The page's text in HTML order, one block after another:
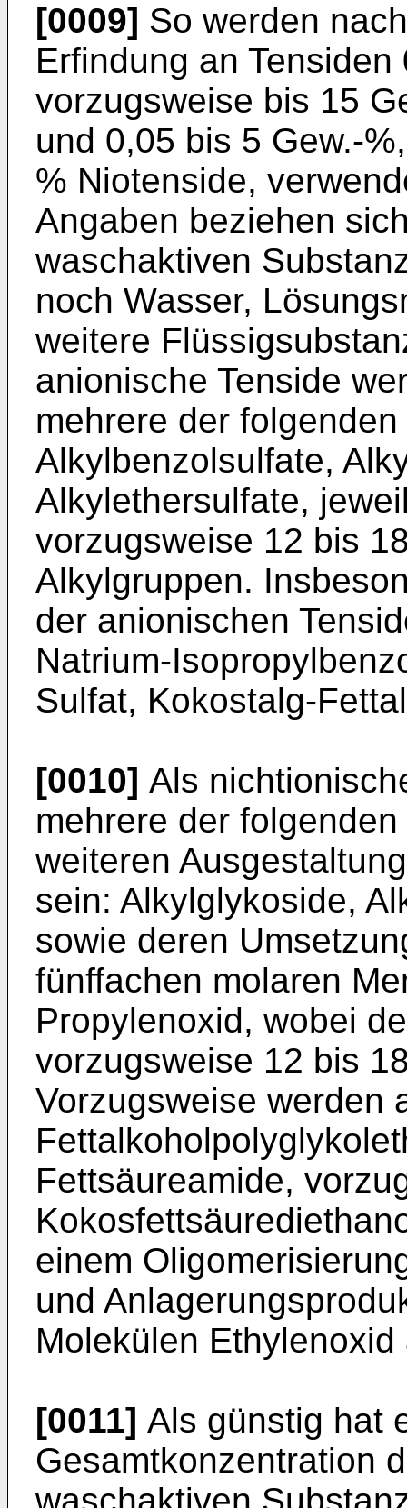
[0009] So werden
Erfindung an
vorzugsweise bis 15
und 0,05 bis 5 Gew.-
% Niotenside,
Angaben beziehen
waschaktiven
noch Wasser,
weitere
anionische Tenside
mehrere der
Alkylbenzolsulfate,
Alkylethersulfate,
vorzugsweise 12 bis
Alkylgruppen.
der anionischen
Natrium-
Sulfat, Kokostalg-
[0010] Als
mehrere der
weiteren
sein: Alkylglykoside,
sowie deren
fünffachen molaren
Propylenoxid, wobei
vorzugsweise 12 bis
Vorzugsweise werden
Fettsäureamide,
einem
und
Molekülen
[0011] Als günstig hat
Gesamtkonzentration